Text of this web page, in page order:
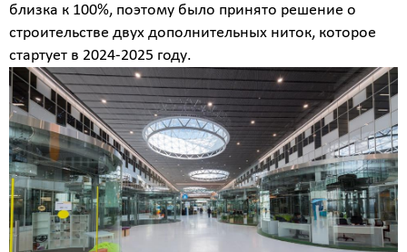
близка к 100%, поэтому было принято решение о
строительстве двух дополнительных ниток, которое
стартует в 2024-2025 году.
Площадь
?
Назначение
здания
?